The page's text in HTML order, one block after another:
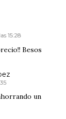
15:28
Besos
un